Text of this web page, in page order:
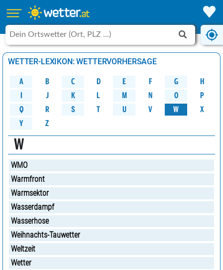
WETTER-LEXIKON: WETTERVORHERSAGE
A B C D E F G H
J K L M N O
P
Q
R S T U V W X
Y Z
W
WMO
Warmfront
Warmsektor
Wasserdampf
Wasserhose
Weihnachts-Tauwetter
Weltzeit
Wetter